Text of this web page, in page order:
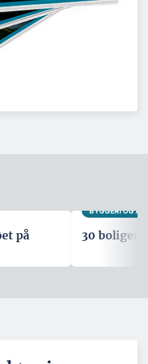
på
BYGGERI OG
30 boliger